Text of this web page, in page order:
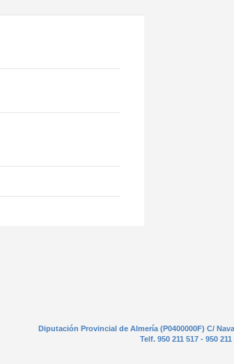
Diputación Provincial de Almería (P0400000F) C/
Telf. 950 211 517 - 950 211